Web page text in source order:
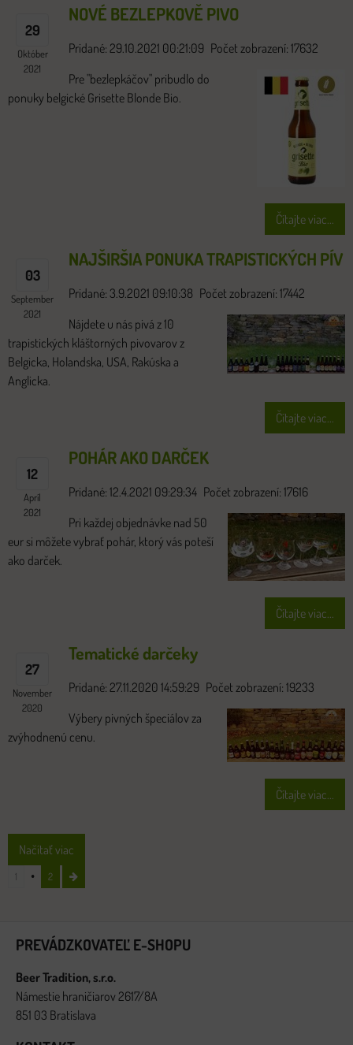
29
Október
2021
NOVÉ BEZLEPKOVĚ PIVO
Pridané: 29.10.2021 00:21:09 Počet zobrazení: 17632
Pre "bezlepkáčov" pribudlo do
ponuky belgické Grisette Blonde Bio.
Čítajte viac...
03
September
2021
NAJŠIRŠIA PONUKA TRAPISTICKÝCH PÍV
Pridané: 3.9.2021 09:10:38 Počet zobrazení: 17442
Nájdete u nás pivá z 10
trapistických kláštorných pivovarov z
Belgicka, Holandska, USA, Rakúska a
Anglicka.
Čítajte viac...
12
Apríl
2021
POHÁR AKO DARČEK
Pridané: 12.4.2021 09:29:34 Počet zobrazení: 17616
Pri každej objednávke nad 50
eur si môžete vybrať pohár, ktorý vás poteší
ako darček.
Čítajte viac...
27
November
2020
Tematické darčeky
Pridané: 27.11.2020 14:59:29 Počet zobrazení: 19233
Výbery pivných špeciálov za
zvýhodnenú cenu.
Čítajte viac...
Načítať viac
1 2
PREVÁDZKOVATEĽ E-SHOPU
Beer Tradition, s.r.o.
Námestie hraničiarov 2617/8A
851 03 Bratislava